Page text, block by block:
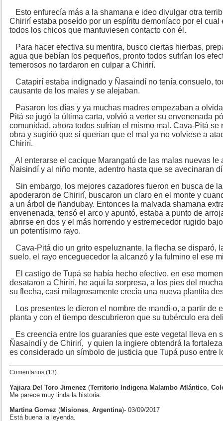
Esto enfurecía más a la shamana e ideo divulgar otra
Chirirí estaba poseído por un espíritu demoníaco por el cual
todos los chicos que mantuviesen contacto con él.
Para hacer efectiva su mentira, busco ciertas hierbas,
agua que bebían los pequeños, pronto todos sufrían los
temerosos no tardaron en culpar a Chirirí.
Catapirí estaba indignado y Ñasaindí no tenía consuelo,
causante de los males y se alejaban.
Pasaron los días y ya muchas madres empezaban a
Pitá se jugó la última carta, volvió a verter su envenenada
comunidad, ahora todos sufrían el mismo mal. Cava-Pitá se
obra y sugirió que si querían que el mal ya no volviese a
Chirirí.
Al enterarse el cacique Marangatú de las malas nuevas le
Ñaisindí y al niño monte, adentro hasta que se avecinaran
Sin embargo, los mejores cazadores fueron en busca de
apoderaron de Chirirí, buscaron un claro en el monte y
a un árbol de ñandubay. Entonces la malvada shamana
envenenada, tensó el arco y apuntó, estaba a punto de
abrirse en dos y el más horrendo y estremecedor rugido
un potentísimo rayo.
Cava-Pitá dio un grito espeluznante, la flecha se disparó,
suelo, el rayo enceguecedor la alcanzó y la fulmino el ese
El castigo de Tupá se había hecho efectivo, en ese
desataron a Chirirí, he aquí la sorpresa, a los pies del
su flecha, casi milagrosamente crecía una nueva plantita
Los presentes le dieron el nombre de mandí-o, a partir de
planta y con el tiempo descubrieron que su tubérculo era
Es creencia entre los guaraníes que este vegetal lleva en
Ñasaindí y de Chirirí, y quien la ingiere obtendrá la
es considerado un símbolo de justicia que Tupá puso entre
Comentarios (13)
Yajiara Del Toro Jimenez (Territorio Indigena Malambo Atlántico
Me parece muy linda la historia.
Martina Gomez (Misiones Argentina)- 03/09/2017
Está buena la leyenda.